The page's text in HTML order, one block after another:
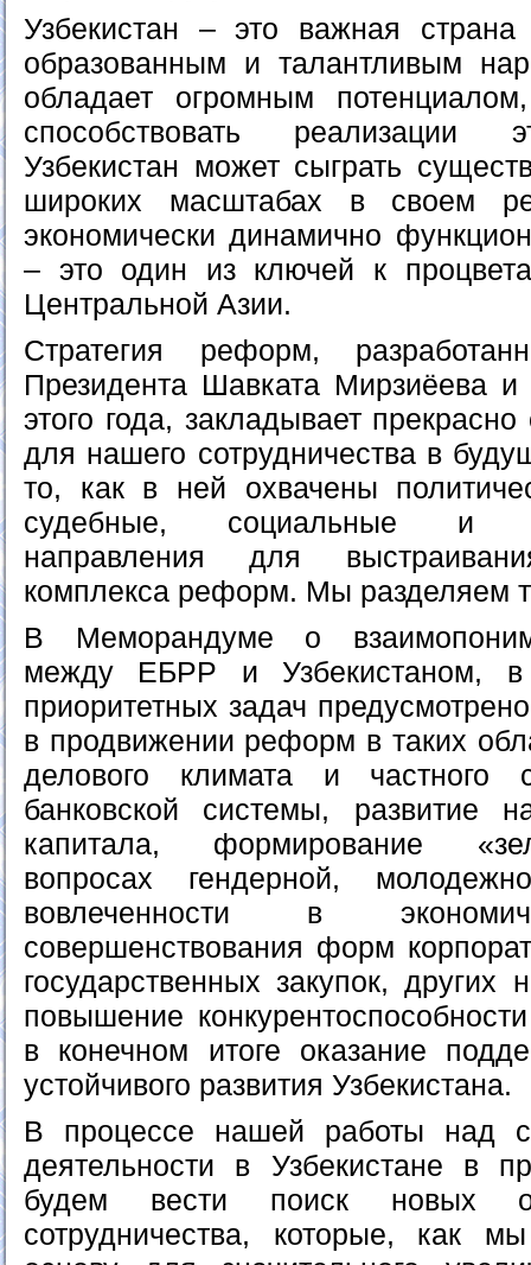
Узбекистан – это важная
образованным и талантливым
обладает огромным
способствовать реализации
Узбекистан может сыграть
широких масштабах в своем
экономически динамично
– это один из ключей к
Центральной Азии.
Стратегия реформ,
Президента Шавката Мирзиёева
этого года, закладывает
для нашего сотрудничества в
то, как в ней охвачены
судебные, социальные и
направления для
комплекса реформ. Мы разделяем
В Меморандуме о
между ЕБРР и Узбекистаном, в
приоритетных задач
в продвижении реформ в таких
делового климата и частного
банковской системы, развитие
капитала, формирование
вопросах гендерной,
вовлеченности в
совершенствования форм
государственных закупок,
повышение
в конечном итоге оказание
устойчивого развития Узбекистана.
В процессе нашей работы над
деятельности в Узбекистане в
будем вести поиск новых
сотрудничества, которые, как